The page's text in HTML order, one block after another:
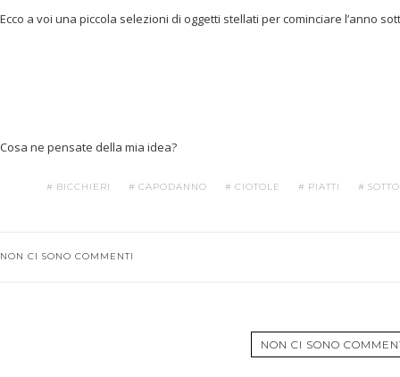
Ecco a voi una piccola selezioni di oggetti stellati per cominciare l’anno
Cosa ne pensate della mia idea?
BICCHIERI CAPODANNO CIOTOLE PIATTI
NON CI SONO COMMENTI
NON CI SONO